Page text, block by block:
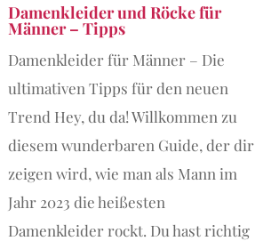
Damenkleider und Röcke für
Männer – Tipps
Damenkleider für Männer – Die
ultimativen Tipps für den neuen
Trend Hey, du da! Willkommen zu
diesem wunderbaren Guide, der dir
zeigen wird, wie man als Mann im
Jahr 2023 die heißesten
Damenkleider rockt. Du hast richtig